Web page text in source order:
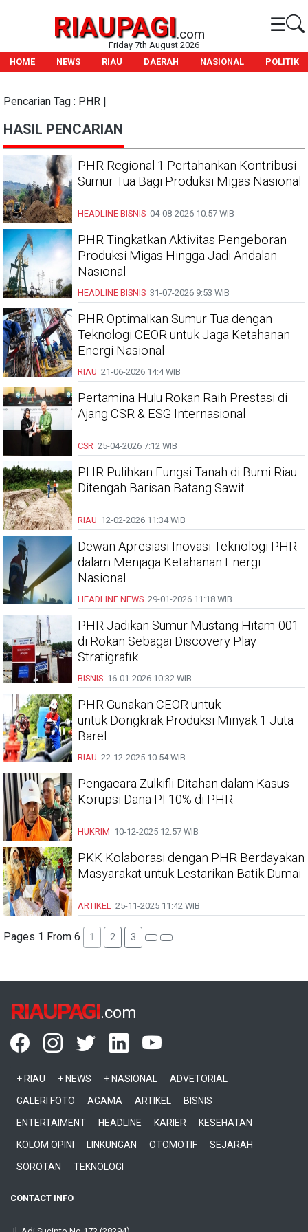
RIAUPAGI.com ☰
Friday 7th August 2026
HOME
NEWS RIAU DAERAH NASIONAL POLITIK
Pencarian Tag : PHR |
HASIL PENCARIAN
PHR Regional 1 Pertahankan Kontribusi
Sumur Tua Bagi Produksi Migas Nasional
HEADLINE BISNIS 04-08-2026 10:57 WIB
PHR Tingkatkan Aktivitas Pengeboran
Produksi Migas Hingga Jadi Andalan
Nasional
HEADLINE BISNIS 31-07-2026 9:53 WIB
PHR Optimalkan Sumur Tua dengan
Teknologi CEOR untuk Jaga Ketahanan
Energi Nasional
RIAU 21-06-2026 14:4 WIB
Pertamina Hulu Rokan Raih Prestasi di
Ajang CSR & ESG Internasional
CSR 25-04-2026 7:12 WIB
PHR Pulihkan Fungsi Tanah di Bumi Riau
Ditengah Barisan Batang Sawit
RIAU 12-02-2026 11:34 WIB
Dewan Apresiasi Inovasi Teknologi PHR
dalam Menjaga Ketahanan Energi
Nasional
HEADLINE NEWS 29-01-2026 11:18 WIB
PHR Jadikan Sumur Mustang Hitam-001
di Rokan Sebagai Discovery Play
Stratigrafik
BISNIS 16-01-2026 10:32 WIB
PHR Gunakan CEOR untuk
untuk Dongkrak Produksi Minyak 1 Juta
Barel
RIAU 22-12-2025 10:54 WIB
Pengacara Zulkifli Ditahan dalam Kasus
Korupsi Dana PI 10% di PHR
HUKRIM 10-12-2025 12:57 WIB
PKK Kolaborasi dengan PHR Berdayakan
Masyarakat untuk Lestarikan Batik Dumai
ARTIKEL 25-11-2025 11:42 WIB
Pages 1 From 6 1 2 3
RIAUPAGI.com
+ RIAU + NEWS + NASIONAL
ADVETORIAL
GALERI FOTO
AGAMA ARTIKEL
BISNIS
ENTERTAIMENT
HEADLINE KARIER
KESEHATAN
KOLOM OPINI
LINKUNGAN OTOMOTIF
SEJARAH
SOROTAN
TEKNOLOGI
CONTACT INFO